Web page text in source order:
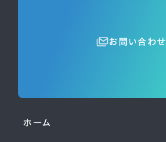
お問い合わせ
ホーム